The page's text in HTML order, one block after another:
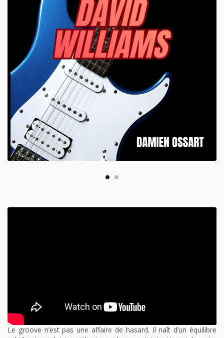
Le groove n’est pas une affaire de hasard. Il naît d’un équilibre